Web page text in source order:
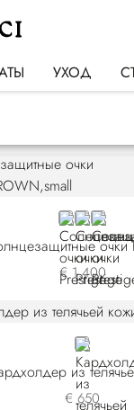
УХОД
BROWN
YELLOW
GREEN
очки
€ 1.400
BLUE
из
€ 650